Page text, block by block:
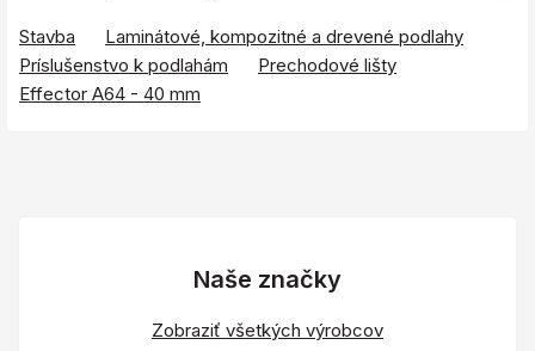
Stavba
Laminátové, kompozitné a drevené podlahy
Príslušenstvo k podlahám
Prechodové lišty
Effector A64 - 40 mm
Naše značky
Zobraziť všetkých výrobcov